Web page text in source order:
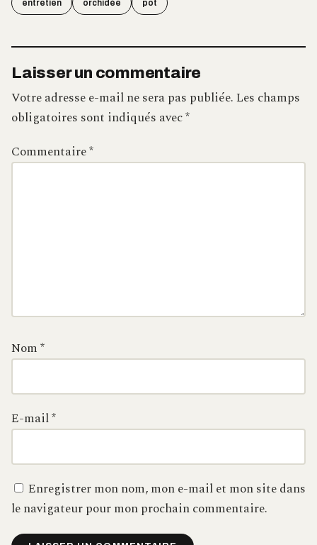
entretien orchidée pot
Laisser un commentaire
Votre adresse e-mail ne sera pas publiée.Les champs
obligatoires sont indiqués avec*
Commentaire*
Nom*
E-mail*
Enregistrer mon nom, mon e-mail et mon site dans
le navigateur pour mon prochain commentaire.